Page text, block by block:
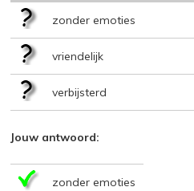
zonder emoties
vriendelijk
verbijsterd
Jouw antwoord:
zonder emoties